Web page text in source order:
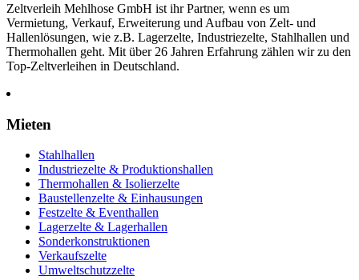
Zeltverleih Mehlhose GmbH ist ihr Partner, wenn es um
Vermietung, Verkauf, Erweiterung und Aufbau von Zelt- und
Hallenlösungen, wie z.B. Lagerzelte, Industriezelte, Stahlhallen und
Thermohallen geht. Mit über 26 Jahren Erfahrung zählen wir zu den
Top-Zeltverleihen in Deutschland.
Mieten
Stahlhallen
Industriezelte & Produktionshallen
Thermohallen & Isolierzelte
Baustellenzelte & Einhausungen
Festzelte & Eventhallen
Lagerzelte & Lagerhallen
Sonderkonstruktionen
Verkaufszelte
Umweltschutzzelte